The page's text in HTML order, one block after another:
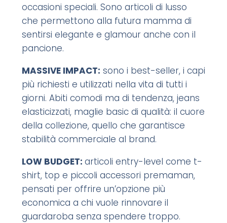
occasioni speciali. Sono articoli di lusso
che permettono alla futura mamma di
sentirsi elegante e glamour anche con il
pancione.
MASSIVE IMPACT: sono i best-seller, i capi
più richiesti e utilizzati nella vita di tutti i
giorni. Abiti comodi ma di tendenza, jeans
elasticizzati, maglie basic di qualità: il cuore
della collezione, quello che garantisce
stabilità commerciale al brand.
LOW BUDGET: articoli entry-level come t-
shirt, top e piccoli accessori premaman,
pensati per offrire un’opzione più
economica a chi vuole rinnovare il
guardaroba senza spendere troppo.